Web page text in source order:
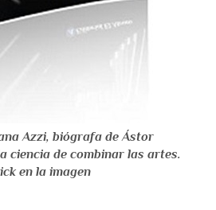
Azzi, biógrafa de Ástor
ciencia de combinar las artes.
en la imagen